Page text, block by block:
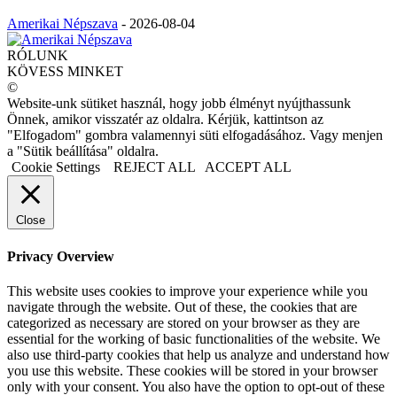
Amerikai Népszava - 2026-08-04
RÓLUNK
KÖVESS MINKET
©
Website-unk sütiket használ, hogy jobb élményt nyújthassunk
Önnek, amikor visszatér az oldalra. Kérjük, kattintson az
"Elfogadom" gombra valamennyi süti elfogadásához. Vagy menjen
a "Sütik beállítása" oldalra.
Cookie Settings
REJECT ALL ACCEPT ALL
Close
Privacy Overview
This website uses cookies to improve your experience while you
navigate through the website. Out of these, the cookies that are
categorized as necessary are stored on your browser as they are
essential for the working of basic functionalities of the website. We
also use third-party cookies that help us analyze and understand how
you use this website. These cookies will be stored in your browser
only with your consent. You also have the option to opt-out of these